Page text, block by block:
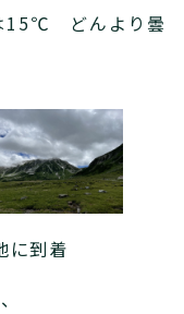
15℃ どんより曇
に到着